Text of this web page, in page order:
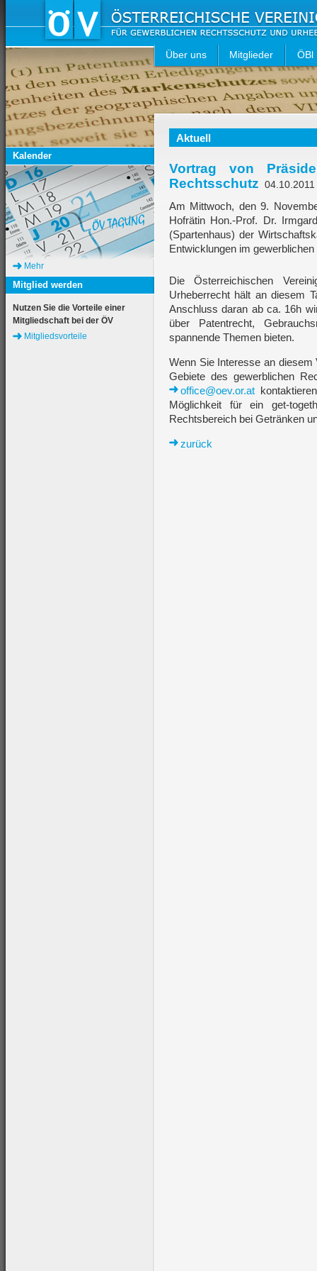
Über uns Mitglieder ÖBl
Aktuell
Vortrag von
Rechtsschutz 04.10.2011
Am Mittwoch, den 9.
Hofrätin Hon.-Prof. Dr.
(Spartenhaus) der
Entwicklungen im
Die Österreichischen
Urheberrecht hält an diesem
Anschluss daran ab ca. 16h
über Patentrecht,
spannende Themen bieten.
Wenn Sie Interesse an
Gebiete des gewerblichen
office@oev.or.at
Möglichkeit für ein get-
Rechtsbereich bei Getränken
zurück
Kalender
Mehr
Mitglied werden
Nutzen Sie die Vorteile einer
Mitgliedschaft bei der ÖV
Mitgliedsvorteile